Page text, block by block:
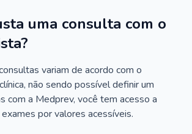
uma consulta com o
variam de acordo com o
não sendo possível definir um
com a Medprev, você tem acesso a
por valores acessíveis.